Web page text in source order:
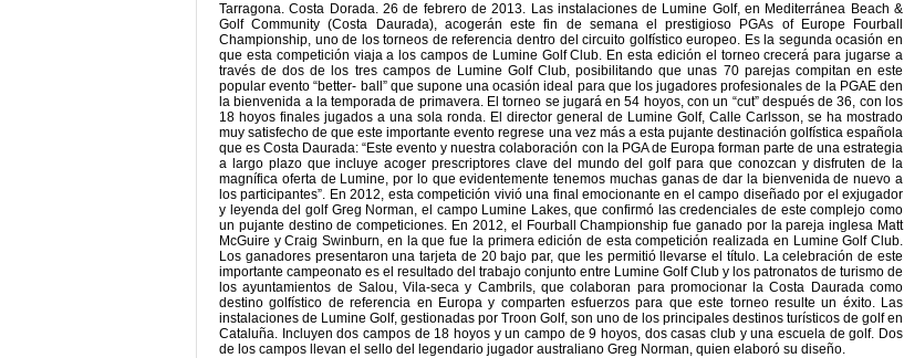
Tarragona. Costa Dorada. 26 de febrero de 2013. Las instalaciones de Lumine Golf, en Mediterránea Beach &
Golf Community (Costa Daurada), acogerán este fin de semana el prestigioso PGAs of Europe Fourball
Championship, uno de los torneos de referencia dentro del circuito golfístico europeo. Es la segunda ocasión en
que esta competición viaja a los campos de Lumine Golf Club. En esta edición el torneo crecerá para jugarse a
través de dos de los tres campos de Lumine Golf Club, posibilitando que unas 70 parejas compitan en este
popular evento “better- ball” que supone una ocasión ideal para que los jugadores profesionales de la PGAE den
la bienvenida a la temporada de primavera. El torneo se jugará en 54 hoyos, con un “cut” después de 36, con los
18 hoyos finales jugados a una sola ronda. El director general de Lumine Golf, Calle Carlsson, se ha mostrado
muy satisfecho de que este importante evento regrese una vez más a esta pujante destinación golfística española
que es Costa Daurada: “Este evento y nuestra colaboración con la PGA de Europa forman parte de una estrategia
a largo plazo que incluye acoger prescriptores clave del mundo del golf para que conozcan y disfruten de la
magnífica oferta de Lumine, por lo que evidentemente tenemos muchas ganas de dar la bienvenida de nuevo a
los participantes”. En 2012, esta competición vivió una final emocionante en el campo diseñado por el exjugador
y leyenda del golf Greg Norman, el campo Lumine Lakes, que confirmó las credenciales de este complejo como
un pujante destino de competiciones. En 2012, el Fourball Championship fue ganado por la pareja inglesa Matt
McGuire y Craig Swinburn, en la que fue la primera edición de esta competición realizada en Lumine Golf Club.
Los ganadores presentaron una tarjeta de 20 bajo par, que les permitió llevarse el título. La celebración de este
importante campeonato es el resultado del trabajo conjunto entre Lumine Golf Club y los patronatos de turismo de
los ayuntamientos de Salou, Vila-seca y Cambrils, que colaboran para promocionar la Costa Daurada como
destino golfístico de referencia en Europa y comparten esfuerzos para que este torneo resulte un éxito. Las
instalaciones de Lumine Golf, gestionadas por Troon Golf, son uno de los principales destinos turísticos de golf en
Cataluña. Incluyen dos campos de 18 hoyos y un campo de 9 hoyos, dos casas club y una escuela de golf. Dos
de los campos llevan el sello del legendario jugador australiano Greg Norman, quien elaboró su diseño.